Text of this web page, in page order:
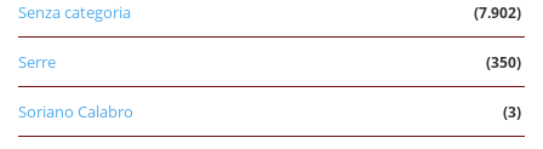
Senza categoria (7.902)
Serre (350)
Soriano Calabro (3)